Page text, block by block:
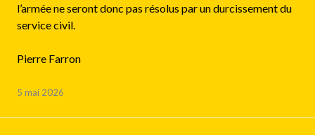
l’armée ne seront donc pas résolus par un durcissement du
service civil.
Pierre Farron
5 mai 2026